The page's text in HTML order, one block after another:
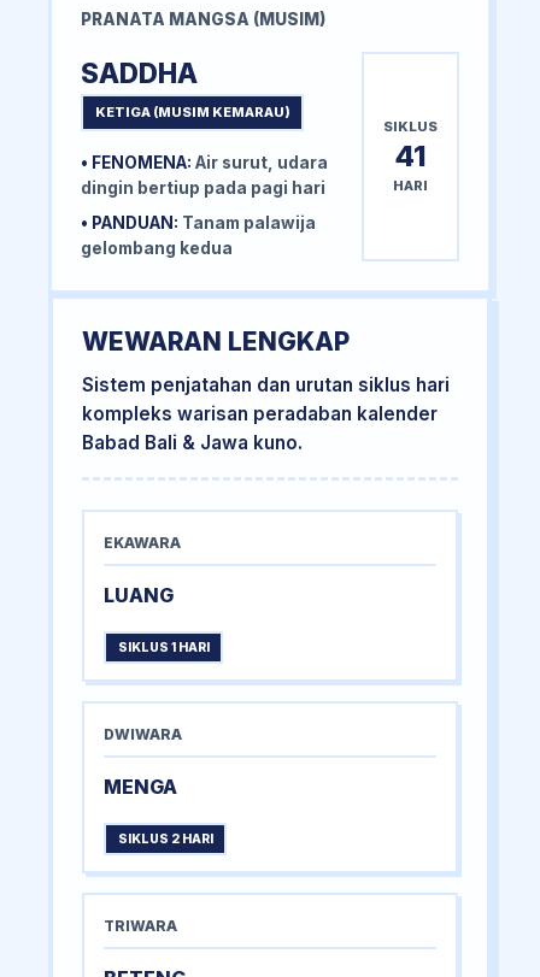
PRANATA MANGSA (MUSIM)
SADDHA
KETIGA (MUSIM KEMARAU)
• FENOMENA: Air surut, udara
dingin bertiup pada pagi hari
• PANDUAN: Tanam palawija
gelombang kedua
SIKLUS
41
HARI
WEWARAN LENGKAP
Sistem penjatahan dan urutan siklus hari
kompleks warisan peradaban kalender
Babad Bali & Jawa kuno.
EKAWARA
LUANG
SIKLUS 1 HARI
DWIWARA
MENGA
SIKLUS 2 HARI
TRIWARA